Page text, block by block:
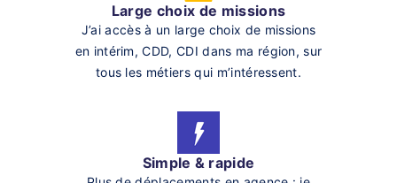
Large choix de missions
J’ai accès à un large choix de missions
en intérim, CDD, CDI dans ma région, sur
tous les métiers qui m’intéressent.
Simple & rapide